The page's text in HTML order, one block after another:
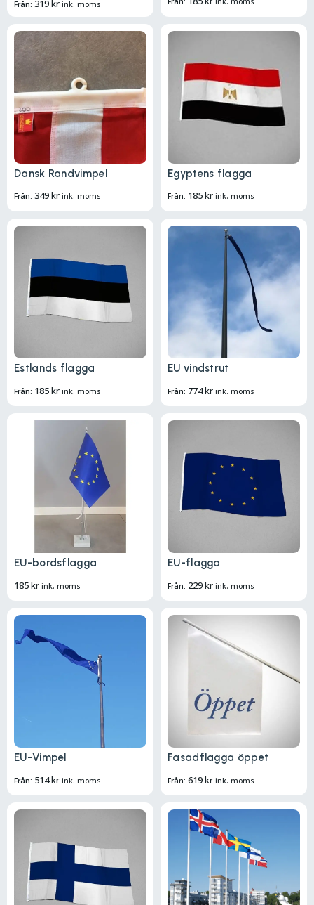
Från: 319 kr ink. moms
Dansk Randvimpel
Från: 349kr ink. moms
Egyptens flagga
Från: 185kr ink. moms
Estlands flagga
Från: 185kr ink. moms
EU vindstrut
Från: 774kr ink. moms
EU-bordsflagga
185kr ink. moms
EU-flagga
Från: 229kr ink. moms
EU-Vimpel
Från: 514kr ink. moms
Fasadflagga öppet
Från: 619kr ink. moms